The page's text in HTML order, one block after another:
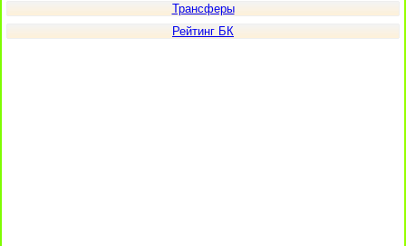
Трансферы
Рейтинг БК